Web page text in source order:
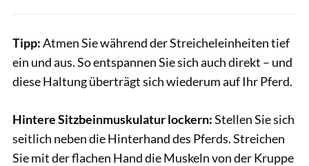
Tipp:Atmen Sie während der Streicheleinheiten tief
ein und aus. So entspannen Sie sich auch direkt – und
diese Haltung überträgt sich wiederum auf Ihr Pferd.
Hintere Sitzbeinmuskulatur lockern:Stellen Sie sich
seitlich neben die Hinterhand des Pferds. Streichen
Sie mit der flachen Hand die Muskeln von der Kruppe